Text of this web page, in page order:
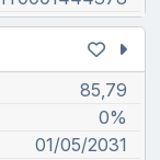
85,79
0%
01/05/2031